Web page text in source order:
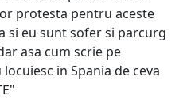
protesta pentru aceste
si eu sunt sofer si parcurg
asa cum scrie pe
in Spania de ceva